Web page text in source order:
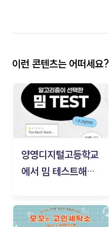
이런 콘텐츠는 어떠세요?
양영디지털고등학교
에서 밈 테스트해보